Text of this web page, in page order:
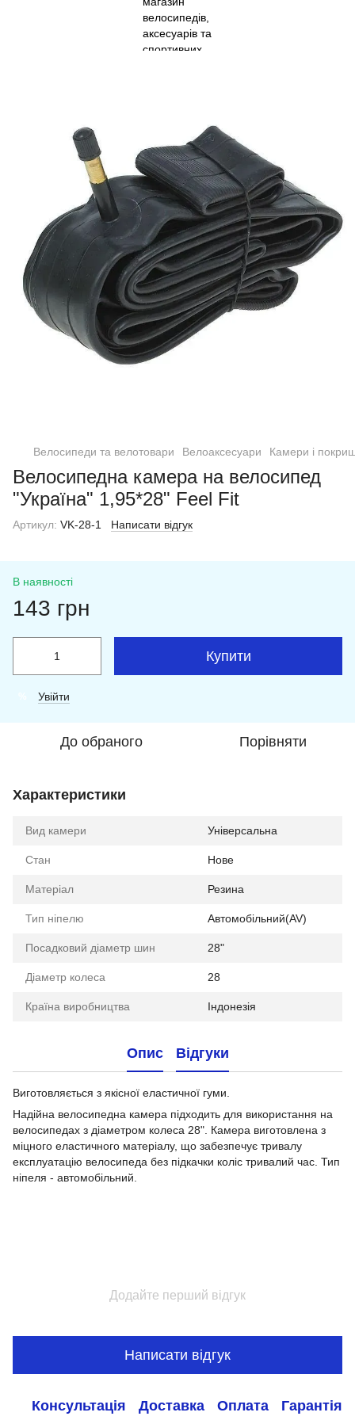
Велосипеди та велотовари Велоаксесуари Камери і
Велосипедна камера на велосипед
"Україна" 1,95*28" Feel Fit
Артикул: VK-28-1 Написати відгук
В наявності
143 грн
Купити
Увійти
До обраного Порівняти
Характеристики
Вид камери Універсальна
Стан Нове
Матеріал Резина
Тип ніпелю Автомобільний(AV)
Посадковий діаметр шин 28"
Діаметр колеса 28
Країна виробництва Індонезія
Опис Відгуки
Виготовляється з якісної еластичної гуми.
Надійна велосипедна камера підходить для використання на
велосипедах з діаметром колеса 28". Камера виготовлена з
міцного еластичного матеріалу, що забезпечує тривалу
експлуатацію велосипеда без підкачки коліс тривалий час. Тип
ніпеля - автомобільний.
Додайте перший відгук
Написати відгук
Консультація Доставка Оплата Гарантія